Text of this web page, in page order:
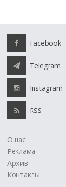
Facebook
Telegram
Instagram
RSS
О нас
Реклама
Архив
Контакты